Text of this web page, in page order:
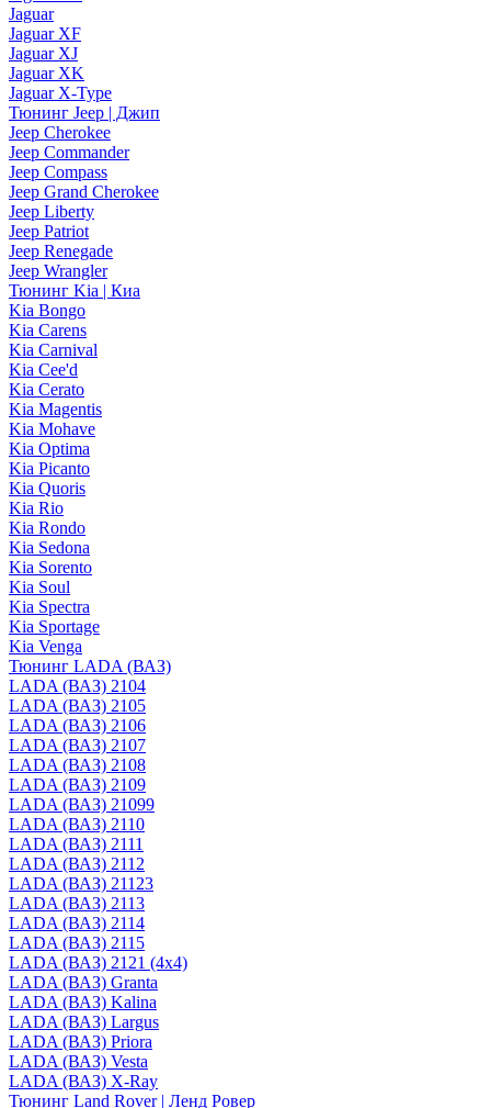
Jaguar
Jaguar XF
Jaguar XJ
Jaguar XK
Jaguar X-Type
Тюнинг Jeep | Джип
Jeep Cherokee
Jeep Commander
Jeep Compass
Jeep Grand Cherokee
Jeep Liberty
Jeep Patriot
Jeep Renegade
Jeep Wrangler
Тюнинг Kia | Киа
Kia Bongo
Kia Carens
Kia Carnival
Kia Cee'd
Kia Cerato
Kia Magentis
Kia Mohave
Kia Optima
Kia Picanto
Kia Quoris
Kia Rio
Kia Rondo
Kia Sedona
Kia Sorento
Kia Soul
Kia Spectra
Kia Sportage
Kia Venga
Тюнинг LADA (ВАЗ)
LADA (ВАЗ) 2104
LADA (ВАЗ) 2105
LADA (ВАЗ) 2106
LADA (ВАЗ) 2107
LADA (ВАЗ) 2108
LADA (ВАЗ) 2109
LADA (ВАЗ) 21099
LADA (ВАЗ) 2110
LADA (ВАЗ) 2111
LADA (ВАЗ) 2112
LADA (ВАЗ) 21123
LADA (ВАЗ) 2113
LADA (ВАЗ) 2114
LADA (ВАЗ) 2115
LADA (ВАЗ) 2121 (4x4)
LADA (ВАЗ) Granta
LADA (ВАЗ) Kalina
LADA (ВАЗ) Largus
LADA (ВАЗ) Priora
LADA (ВАЗ) Vesta
LADA (ВАЗ) X-Ray
Тюнинг Land Rover | Ленд Ровер